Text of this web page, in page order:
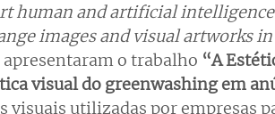
human and artificial
images and visual artworks
apresentaram o trabalho “A
visual do greenwashing em
visuais utilizadas por empresas